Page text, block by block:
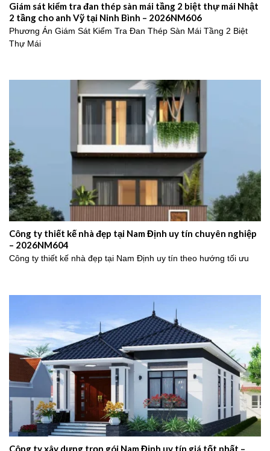
Giám sát kiểm tra đan thép sàn mái tầng 2 biệt thự mái Nhật
2 tầng cho anh Vỹ tại Ninh Bình – 2026NM606
Phương Án Giám Sát Kiểm Tra Đan Thép Sàn Mái Tầng 2 Biệt
Thự Mái
Công ty thiết kế nhà đẹp tại Nam Định uy tín chuyên nghiệp
– 2026NM604
Công ty thiết kế nhà đẹp tại Nam Định uy tín theo hướng tối ưu
Công ty xây dựng trọn gói Nam Định uy tín giá tốt nhất –